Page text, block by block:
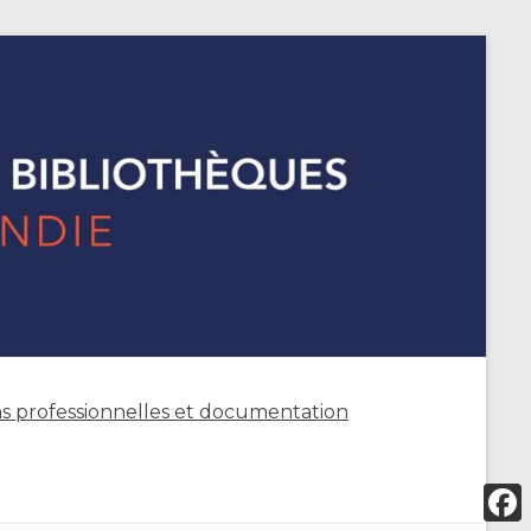
professionnelles et documentation